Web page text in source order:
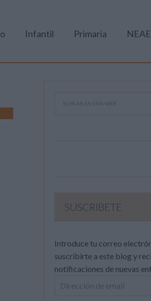
Infantil Primaria NEAE
SUSCRIBETE
Introduce tu correo
suscribirte a este blog y
notificaciones de nuevas
Dirección